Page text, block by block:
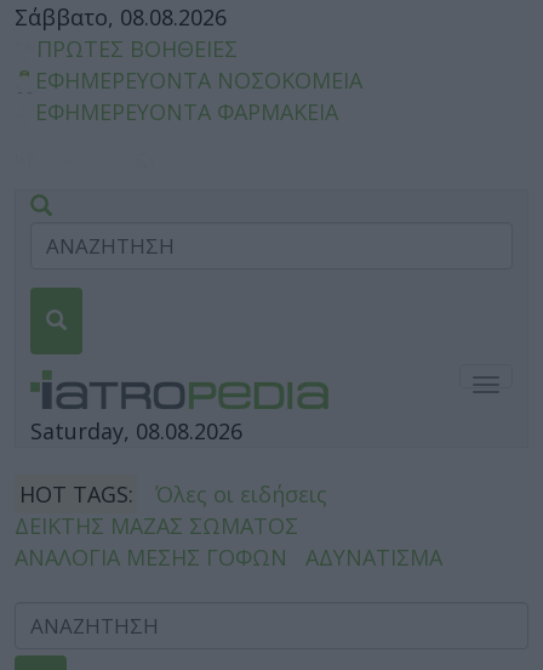
Σάββατο, 08.08.2026
ΠΡΩΤΕΣ ΒΟΗΘΕΙΕΣ
ΕΦΗΜΕΡΕΥΟΝΤΑ ΝΟΣΟΚΟΜΕΙΑ
ΕΦΗΜΕΡΕΥΟΝΤΑ ΦΑΡΜΑΚΕΙΑ
Saturday, 08.08.2026
HOT TAGS:
Όλες οι ειδήσεις
ΔΕΙΚΤΗΣ ΜΑΖΑΣ ΣΩΜΑΤΟΣ
ΑΝΑΛΟΓΙΑ ΜΕΣΗΣ ΓΟΦΩΝ
ΑΔΥΝΑΤΙΣΜΑ